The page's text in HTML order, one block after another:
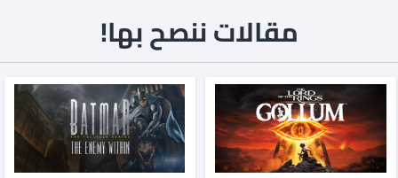
مقالات ننصح بها!